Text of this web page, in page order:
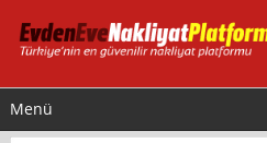
Menü